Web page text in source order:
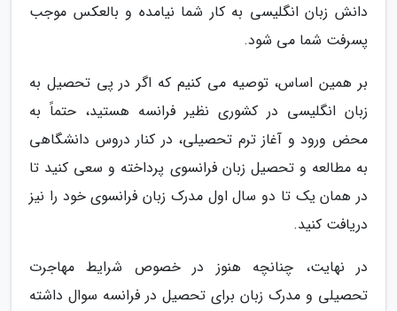
دانش زبان انگلیسی به کار شما نیامده و بالعکس موجب
پسرفت شما می شود.
بر همین اساس، توصیه می کنیم که اگر در پی تحصیل به
زبان انگلیسی در کشوری نظیر فرانسه هستید، حتماً به
محض ورود و آغاز ترم تحصیلی، در کنار دروس دانشگاهی
به مطالعه و تحصیل زبان فرانسوی پرداخته و سعی کنید تا
در همان یک تا دو سال اول مدرک زبان فرانسوی خود را نیز
دریافت کنید.
در نهایت، چنانچه هنوز در خصوص شرایط مهاجرت
تحصیلی و مدرک زبان برای تحصیل در فرانسه سوال داشته